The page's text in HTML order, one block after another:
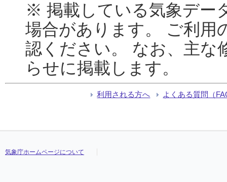
※ 掲載している気象デー
場合があります。 ご利用
認ください。 なお、主な
らせに掲載します。
利用される方へ よくある質問（
気象庁ホームページについて